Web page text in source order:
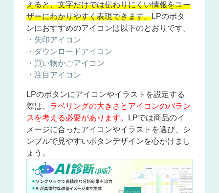
えると、文字だけでは伝わりにくい情報をユー
ザーにわかりやすく表現できます。LPのボタ
ンにおすすめのアイコンは以下のとおりです。
・矢印アイコン
・ダウンロードアイコン
・買い物かごアイコン
・注目アイコン
LPのボタンにアイコンやイラストを設定する
際は、 ラベリングの大きさとアイコンのバラン
スを考える必要があります。
LPでは商品のイ
メージに合ったアイコンやイラストを選び、シ
ンプルで見やすいボタンデザインを心がけまし
ょう。